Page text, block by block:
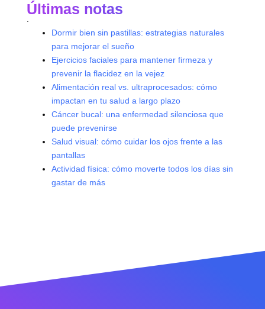
Últimas notas
.
Dormir bien sin pastillas: estrategias naturales
para mejorar el sueño
Ejercicios faciales para mantener firmeza y
prevenir la flacidez en la vejez
Alimentación real vs. ultraprocesados: cómo
impactan en tu salud a largo plazo
Cáncer bucal: una enfermedad silenciosa que
puede prevenirse
Salud visual: cómo cuidar los ojos frente a las
pantallas
Actividad física: cómo moverte todos los días sin
gastar de más